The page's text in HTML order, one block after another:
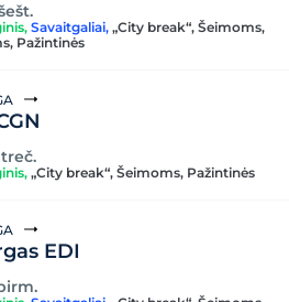
, Savaitgaliai, „City break“, Šeimoms,
, Pažintinės
treč.
, „City break“, Šeimoms, Pažintinės
EDI